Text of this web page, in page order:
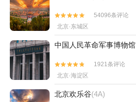


54096条评论
北京·东城区
中国人民革命军事博物馆


1921条评论
北京·海淀区
北京欢乐谷(4A)